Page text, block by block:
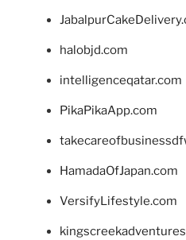
halobjd.com
intelligenceqatar.com
PikaPikaApp.com
HamadaOfJapan.com
VersifyLifestyle.com